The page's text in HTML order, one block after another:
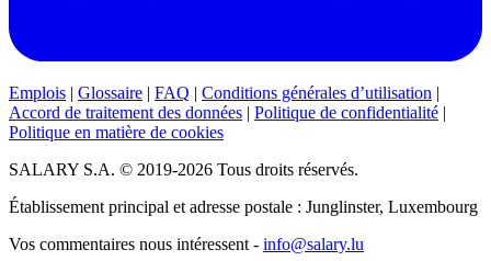
Emplois | Glossaire | FAQ | Conditions générales d’utilisation |
Accord de traitement des données | Politique de confidentialité |
Politique en matière de cookies
SALARY S.A. © 2019-2026 Tous droits réservés.
Établissement principal et adresse postale : Junglinster, Luxembourg
Vos commentaires nous intéressent - info@salary.lu